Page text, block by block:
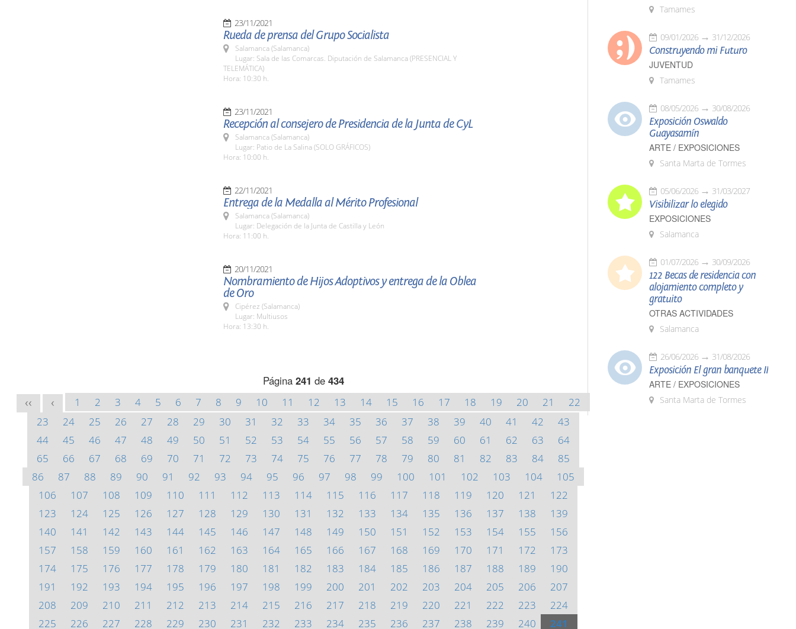
23/11/2021
Rueda de prensa del Grupo Socialista
Salamanca (Salamanca)
Lugar: Sala de las Comarcas. Diputación de Salamanca (PRESENCIAL Y
TELEMÁTICA)
Hora: 10:30 h.
23/11/2021
Recepción al consejero de Presidencia de la Junta de CyL
Salamanca (Salamanca)
Lugar: Patio de La Salina (SOLO GRÁFICOS)
Hora: 10:00 h.
22/11/2021
Entrega de la Medalla al Mérito Profesional
Salamanca (Salamanca)
Lugar: Delegación de la Junta de Castilla y León
Hora: 11:00 h.
20/11/2021
Nombramiento de Hijos Adoptivos y entrega de la Oblea
de Oro
Cipérez (Salamanca)
Lugar: Multiusos
Hora: 13:30 h.
Página 241 de 434
<< < 1 2 3 4 5 6 7 8 9 10 11 12 13 14 15 16 17 18 19 20 21
22
23
24 25 26 27 28 29 30 31 32 33 34 35 36 37 38 39 40 41 42
43
44
45 46 47 48 49 50 51 52 53 54 55 56 57 58 59 60 61 62 63
64
65
66 67 68 69 70 71 72 73 74 75 76 77 78 79 80 81 82 83 84
85
86
87 88 89 90 91 92 93 94 95 96 97 98 99 100 101 102 103 104
105
106
107 108 109 110 111 112 113 114 115 116 117 118 119 120 121
122
123
124 125 126 127 128 129 130 131 132 133 134 135 136 137 138
139
140
141 142 143 144 145 146 147 148 149 150 151 152 153 154 155
156
157
158 159 160 161 162 163 164 165 166 167 168 169 170 171 172
173
174
175 176 177 178 179 180 181 182 183 184 185 186 187 188 189
190
191
192 193 194 195 196 197 198 199 200 201 202 203 204 205 206
207
208
209 210 211 212 213 214 215 216 217 218 219 220 221 222 223
224
225
226 227 228 229 230 231 232 233 234 235 236 237 238 239 240 241
Tamames
09/01/2026 31/12/2026
Construyendo mi Futuro
JUVENTUD
Tamames
08/05/2026 30/08/2026
Exposición Oswaldo
Guayasamín
ARTE / EXPOSICIONES
Santa Marta de Tormes
05/06/2026 31/03/2027
Visibilizar lo elegido
EXPOSICIONES
Salamanca
01/07/2026 30/09/2026
122 Becas de residencia con
alojamiento completo y
gratuito
OTRAS ACTIVIDADES
Salamanca
26/06/2026 31/08/2026
Exposición El gran banquete II
ARTE / EXPOSICIONES
Santa Marta de Tormes